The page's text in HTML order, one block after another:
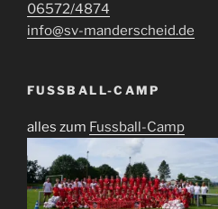
06572/4874
info@sv-manderscheid.de
FUSSBALL-CAMP
alles zum Fussball-Camp